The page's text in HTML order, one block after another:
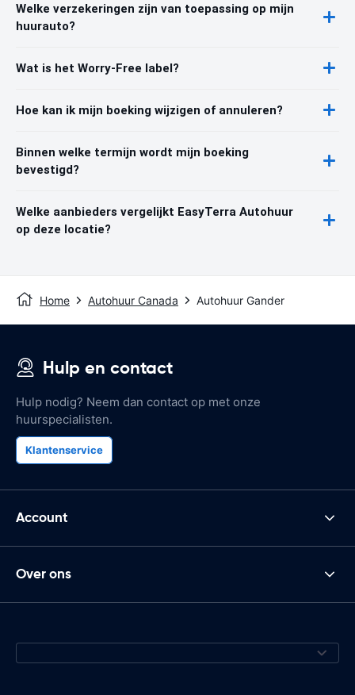
Welke verzekeringen zijn van toepassing op mijn
huurauto?
Wat is het Worry-Free label?
Hoe kan ik mijn boeking wijzigen of annuleren?
Binnen welke termijn wordt mijn boeking
bevestigd?
Welke aanbieders vergelijkt EasyTerra Autohuur
op deze locatie?
Home Autohuur Canada Autohuur Gander
Hulp en contact
Hulp nodig? Neem dan contact op met onze
huurspecialisten.
Klantenservice
Account
Over ons